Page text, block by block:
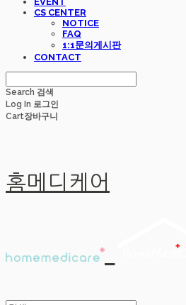
CS CENTER
NOTICE
FAQ
1:1문의게시판
CONTACT
Search 검색
Log In 로그인
Cart장바구니
홈메디케어